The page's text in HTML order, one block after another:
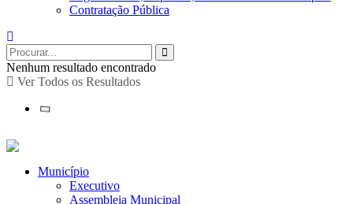
Contratação Pública
Nenhum resultado encontrado
Ver Todos os Resultados
Município
Executivo
Assembleia Municipal